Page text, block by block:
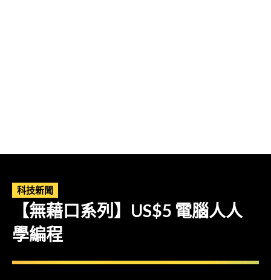
科技新聞
【無藉口系列】US$5 電腦人人
學編程